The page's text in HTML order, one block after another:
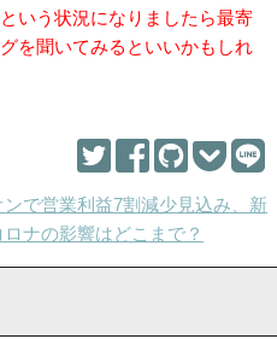
いう状況になりましたら最寄
を聞いてみるといいかもしれ
ンで営業利益7割減少見込み、新
ロナの影響はどこまで？